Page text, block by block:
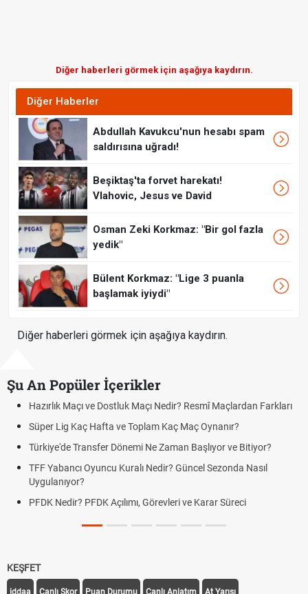
Diğer haberleri görmek için aşağıya kaydırın.
Diğer Haberler
Abdullah Kavukcu'nun hesabı spam
saldırısına uğradı!
Beşiktaş'ta forvet harekatı!
Vlahovic, Jesus ve David
Osman Zeki Korkmaz: "Bir gol fazla
yedik"
Bülent Korkmaz: "Lige 3 puanla
başlamak iyiydi"
Diğer haberleri görmek için aşağıya kaydırın.
Şu An Popüler İçerikler
Maçı ve Dostluk Maçı Nedir? Resmî Maçlardan Farkları
Lig Kaç Hafta ve Toplam Kaç Maç Oynanır?
Transfer Dönemi Ne Zaman Başlıyor ve Bitiyor?
Oyuncu Kuralı Nedir? Güncel Sezonda Nasıl
Nedir? PFDK Açılımı, Görevleri ve Karar Süreci
Puan
KEŞFET